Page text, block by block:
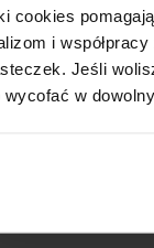
cookies
i
Jeśli
wycofać w
rozwiązania do
sprzętów AGD